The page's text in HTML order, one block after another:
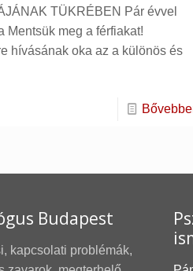
TÜKRÉBEN Pár évvel
Mentsük meg a férfiakat!
hívásának oka az a különös és
Budapest
kapcsolati problémák,